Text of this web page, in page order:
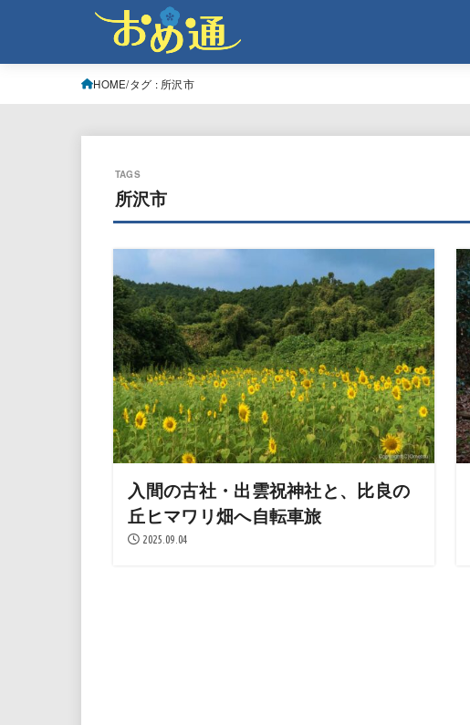
HOME タグ : 所沢市
所沢市
入間の古社・出雲祝神社と、比良の
丘ヒマワリ畑へ自転車旅
2025.09.04